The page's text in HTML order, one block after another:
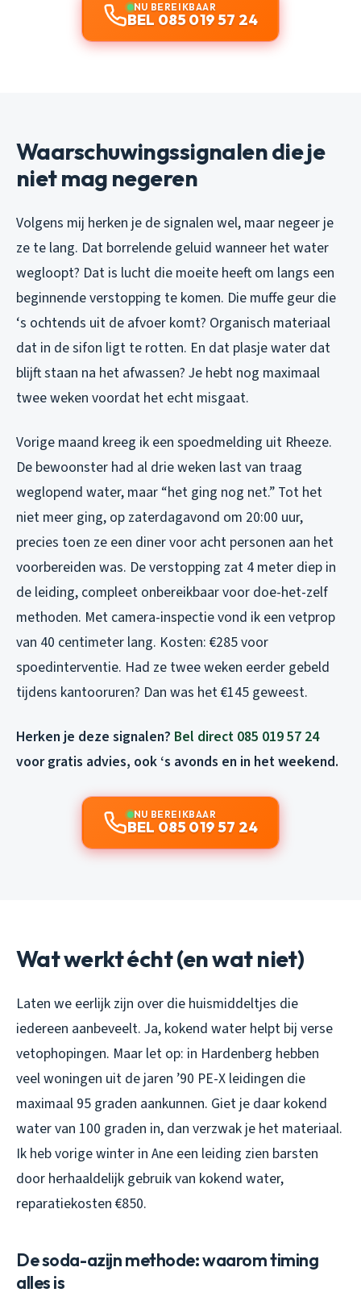
NU BEREIKBAAR
BEL 085 019 57 24
Waarschuwingssignalen die je
niet mag negeren
Volgens mij herken je de signalen wel, maar negeer je
ze te lang. Dat borrelende geluid wanneer het water
wegloopt? Dat is lucht die moeite heeft om langs een
beginnende verstopping te komen. Die muffe geur die
‘s ochtends uit de afvoer komt? Organisch materiaal
dat in de sifon ligt te rotten. En dat plasje water dat
blijft staan na het afwassen? Je hebt nog maximaal
twee weken voordat het echt misgaat.
Vorige maand kreeg ik een spoedmelding uit Rheeze.
De bewoonster had al drie weken last van traag
weglopend water, maar “het ging nog net.” Tot het
niet meer ging, op zaterdagavond om 20:00 uur,
precies toen ze een diner voor acht personen aan het
voorbereiden was. De verstopping zat 4 meter diep in
de leiding, compleet onbereikbaar voor doe-het-zelf
methoden. Met camera-inspectie vond ik een vetprop
van 40 centimeter lang. Kosten: €285 voor
spoedinterventie. Had ze twee weken eerder gebeld
tijdens kantooruren? Dan was het €145 geweest.
Herken je deze signalen? Bel direct 085 019 57 24
voor gratis advies, ook ‘s avonds en in het weekend.
NU BEREIKBAAR
BEL 085 019 57 24
Wat werkt écht (en wat niet)
Laten we eerlijk zijn over die huismiddeltjes die
iedereen aanbeveelt. Ja, kokend water helpt bij verse
vetophopingen. Maar let op: in Hardenberg hebben
veel woningen uit de jaren ’90 PE-X leidingen die
maximaal 95 graden aankunnen. Giet je daar kokend
water van 100 graden in, dan verzwak je het materiaal.
Ik heb vorige winter in Ane een leiding zien barsten
door herhaaldelijk gebruik van kokend water,
reparatiekosten €850.
De soda-azijn methode: waarom timing
alles is